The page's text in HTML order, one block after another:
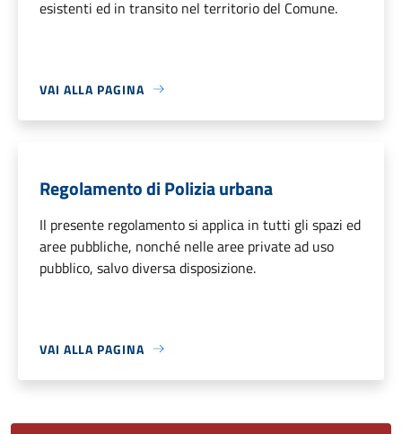
esistenti ed in transito nel territorio del Comune.
VAI ALLA PAGINA
Regolamento di Polizia urbana
Il presente regolamento si applica in tutti gli spazi ed
aree pubbliche, nonché nelle aree private ad uso
pubblico, salvo diversa disposizione.
VAI ALLA PAGINA